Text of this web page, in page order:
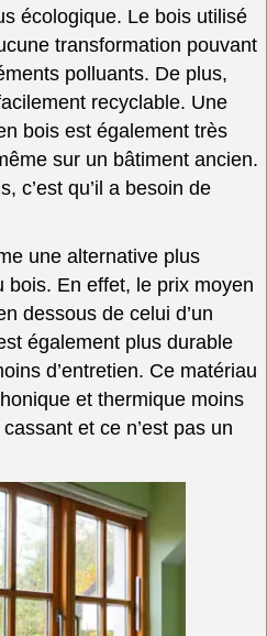
écologique. Le bois utilisé
transformation pouvant
polluants. De plus,
recyclable. Une
bois est également très
sur un bâtiment ancien.
c’est qu’il a besoin de
une alternative plus
bois. En effet, le prix moyen
dessous de celui d’un
également plus durable
d’entretien. Ce matériau
et thermique moins
et ce n’est pas un